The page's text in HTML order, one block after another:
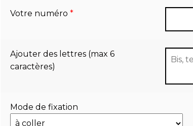
Votre numéro *
Ajouter des lettres (max 6
caractères)
Mode de fixation